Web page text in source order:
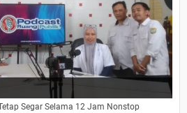
Segar Selama 12 Jam Nonstop